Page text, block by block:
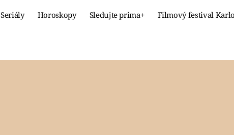
Seriály Horoskopy Sledujte prima+ Filmový festival